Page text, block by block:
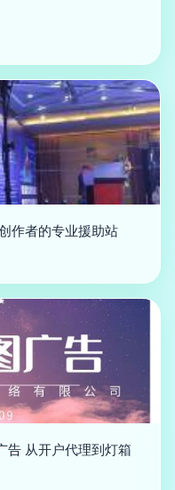
作者的专业援助站
告 从开户代理到灯箱